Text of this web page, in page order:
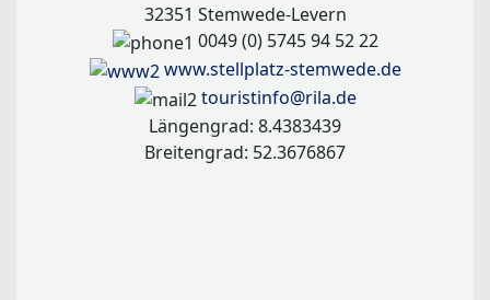
32351 Stemwede-Levern
0049 (0) 5745 94 52 22
www.stellplatz-stemwede.de
touristinfo@rila.de
Längengrad: 8.4383439
Breitengrad: 52.3676867